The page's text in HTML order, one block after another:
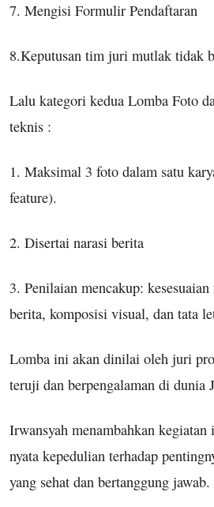
7. Mengisi Formulir Pendaftaran
8.Keputusan tim juri mutlak tidak
Lalu kategori kedua Lomba Foto
teknis :
1. Maksimal 3 foto dalam satu
feature).
2. Disertai narasi berita
3. Penilaian mencakup:
berita, komposisi visual, dan tata
Lomba ini akan dinilai oleh juri
teruji dan berpengalaman di dunia
Irwansyah menambahkan
nyata kepedulian terhadap
yang sehat dan bertanggung jawab.